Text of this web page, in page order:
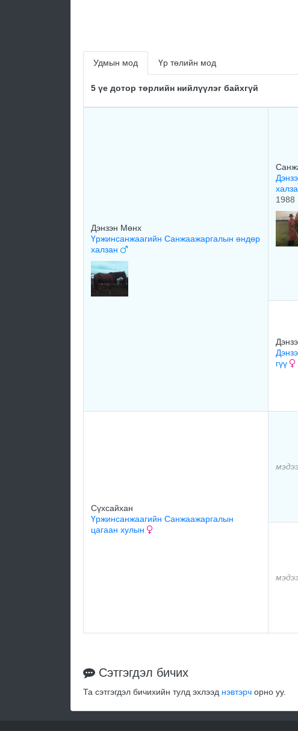
Удмын мод Үр төлийн мод
5 үе дотор төрлийн нийлүүлэг байхгүй
Дэнзэн Мөнх
Үржинсанжаагийн Санжаажаргалын өндөр
халзан
1988
гүү
Сүхсайхан
Үржинсанжаагийн Санжаажаргалын
цагаан хулын
Сэтгэгдэл бичих
Та сэтгэгдэл бичихийн тулд эхлээд нэвтэрч орно уу.